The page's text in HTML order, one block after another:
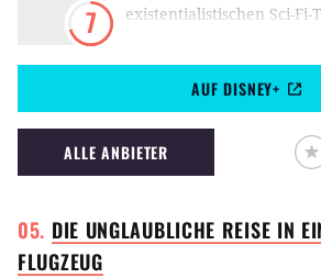
7
existentialistischen Sci-
von Raumfahrern um
Chris Evans auf ein
um die Sonne wieder
AUF DISNEY+
ALLE ANBIETER
DIE UNGLAUBLICHE REISE IN
FLUGZEUG